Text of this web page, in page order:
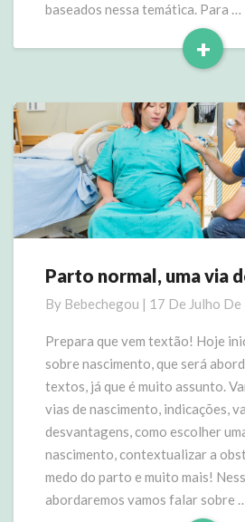
baseados nessa temática. Para …
+
Read
Parto
uma
via
nascimento
Parto normal, uma via
By Bebechegou | 17 De Julho
Prepara que vem textão! Hoje
sobre nascimento, que será
textos, já que é muito assunto.
vias de nascimento, indicações,
desvantagens, como escolher
nascimento, contextualizar a
medo do parto e muito mais!
abordaremos vamos falar sobre